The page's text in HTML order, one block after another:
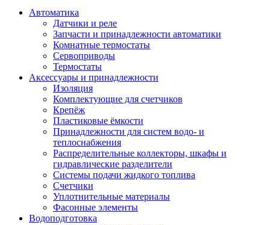
Автоматика
Датчики и реле
Запчасти и принадлежности автоматики
Комнатные термостаты
Сервоприводы
Термостаты
Аксессуары и принадлежности
Изоляция
Комплектующие для счетчиков
Крепёж
Пластиковые ёмкости
Принадлежности для систем водо- и
теплоснабжения
Распределительные коллекторы, шкафы и
гидравлические разделители
Системы подачи жидкого топлива
Счетчики
Уплотнительные материалы
Фасонные элементы
Водоподготовка